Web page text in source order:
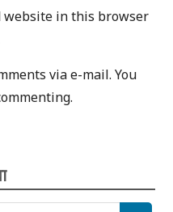
website in this browser
via e-mail. You